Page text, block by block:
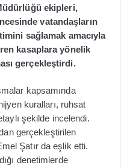
ekipleri,
vatandaşların
sağlamak amacıyla
kasaplara yönelik
gerçekleştirdi.
kapsamında
kuralları, ruhsat
şekilde incelendi.
gerçekleştirilen
Şatır da eşlik etti.
denetimlerde